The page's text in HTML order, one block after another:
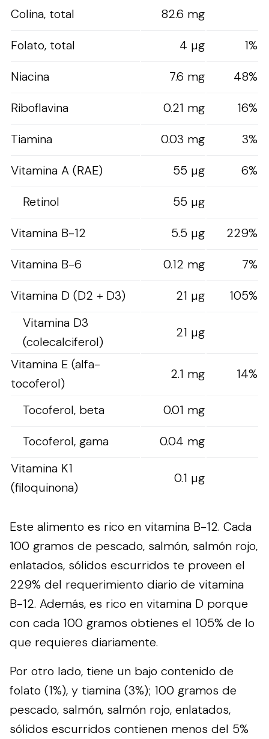
Colina, total
82.6 mg
Folato, total
4 µg
1%
Niacina
7.6 mg
48%
Riboflavina
0.21 mg
16%
Tiamina
0.03 mg
3%
Vitamina A (RAE)
55 µg
6%
Retinol
55 µg
Vitamina B-12
5.5 µg
229%
Vitamina B-6
0.12 mg
7%
Vitamina D (D2 + D3)
21 µg
105%
Vitamina D3
(colecalciferol)
21 µg
Vitamina E (alfa-
tocoferol)
2.1 mg 14%
Tocoferol, beta
0.01 mg
Tocoferol, gama
0.04 mg
Vitamina K1
(filoquinona)
0.1 µg
Este alimento es rico en vitamina B-12. Cada
100 gramos de pescado, salmón, salmón rojo,
enlatados, sólidos escurridos te proveen el
229% del requerimiento diario de vitamina
B-12. Además, es rico en vitamina D porque
con cada 100 gramos obtienes el 105% de lo
que requieres diariamente.
Por otro lado, tiene un bajo contenido de
folato (1%), y tiamina (3%); 100 gramos de
pescado, salmón, salmón rojo, enlatados,
sólidos escurridos contienen menos del 5%